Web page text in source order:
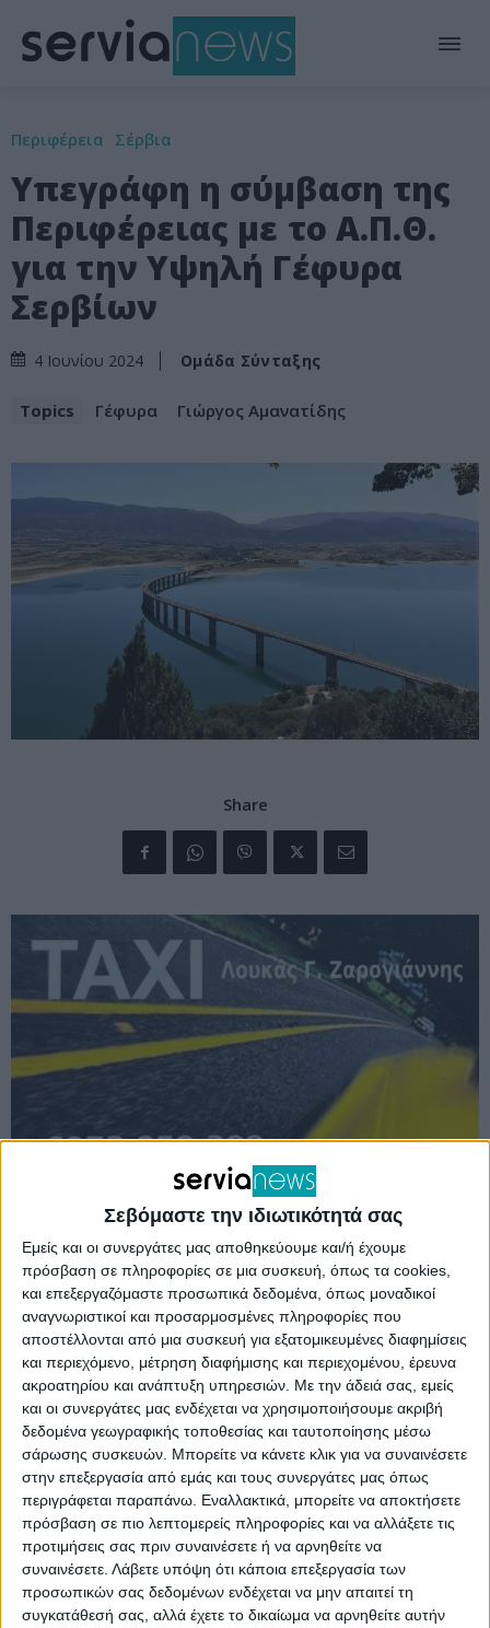
Σεβόμαστε την ιδιωτικότητά σας
Εμείς και οι συνεργάτες μας αποθηκεύουμε και/ή έχουμε
πρόσβαση σε πληροφορίες σε μια συσκευή, όπως τα cookies,
και επεξεργαζόμαστε προσωπικά δεδομένα, όπως μοναδικοί
αναγνωριστικοί και προσαρμοσμένες πληροφορίες που
αποστέλλονται από μια συσκευή για εξατομικευμένες διαφημίσεις
και περιεχόμενο, μέτρηση διαφήμισης και περιεχομένου, έρευνα
ακροατηρίου και ανάπτυξη υπηρεσιών. Με την άδειά σας, εμείς
και οι συνεργάτες μας ενδέχεται να χρησιμοποιήσουμε ακριβή
δεδομένα γεωγραφικής τοποθεσίας και ταυτοποίησης μέσω
σάρωσης συσκευών. Μπορείτε να κάνετε κλικ για να συναινέσετε
στην επεξεργασία από εμάς και τους συνεργάτες μας όπως
περιγράφεται παραπάνω. Εναλλακτικά, μπορείτε να αποκτήσετε
πρόσβαση σε πιο λεπτομερείς πληροφορίες και να αλλάξετε τις
προτιμήσεις σας πριν συναινέσετε ή να αρνηθείτε να
συναινέσετε. Λάβετε υπόψη ότι κάποια επεξεργασία των
προσωπικών σας δεδομένων ενδέχεται να μην απαιτεί τη
συγκατάθεσή σας, αλλά έχετε το δικαίωμα να αρνηθείτε αυτήν
Περιφέρεια Σέρβια
Υπεγράφη η σύμβαση της
Περιφέρειας με το Α.Π.Θ.
για την Υψηλή Γέφυρα
Σερβίων
4 Ιουνίου 2024 Ομάδα Σύνταξης
Topics Γέφυρα Γιώργος Αμανατίδης
Share
Την προγραμματική σύμβασηπου αφορά στις
εργασίες ερευνητικού σκοπού με θέματα
λειτουργίας και δομικής ασφάλειας της Υψηλής
Γέφυρας Σερβίων, υπέγραψε σήμερα Δευτέρα 3
Ιουνίου ο Περιφερειάρχης Δυτικής Μακεδονίας
Γιώργος Αμανατίδης με τον Πρόεδρο της
Επιτροπής Ερευνών και Διαχείρισης Ε.Λ.Κ.Ε./
Α.Π.Θ. Αντιπρύτανη Έρευνας και Καινοτομίας
Κυριάκο Υάκινθο και τον Επιστημονικά Υπεύθυνο
της Προγραμματικής Σύμβασης Κωνσταντίνο
Κατάκαλο.